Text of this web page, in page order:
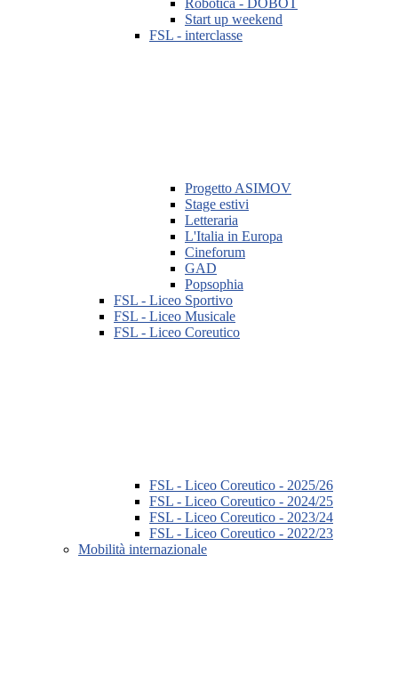
Robotica - DOBOT
Start up weekend
FSL - interclasse
Progetto ASIMOV
Stage estivi
Letteraria
L'Italia in Europa
Cineforum
GAD
Popsophia
FSL - Liceo Sportivo
FSL - Liceo Musicale
FSL - Liceo Coreutico
FSL - Liceo Coreutico - 2025/26
FSL - Liceo Coreutico - 2024/25
FSL - Liceo Coreutico - 2023/24
FSL - Liceo Coreutico - 2022/23
Mobilità internazionale